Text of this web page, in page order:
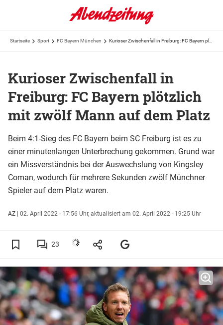
Startseite Sport FC Bayern München
Kurioser Zwischenfall in
Freiburg: FC Bayern plötzlich
mit zwölf Mann auf dem Platz
Beim 4:1-Sieg des FC Bayern beim SC Freiburg ist es zu
einer minutenlangen Unterbrechung gekommen. Grund war
ein Missverständnis bei der Auswechslung von Kingsley
Coman, wodurch für mehrere Sekunden zwölf Münchner
Spieler auf dem Platz waren.
AZ | 02. April 2022 - 17:56 Uhr, aktualisiert am 02. April 2022 - 19:25 Uhr
23